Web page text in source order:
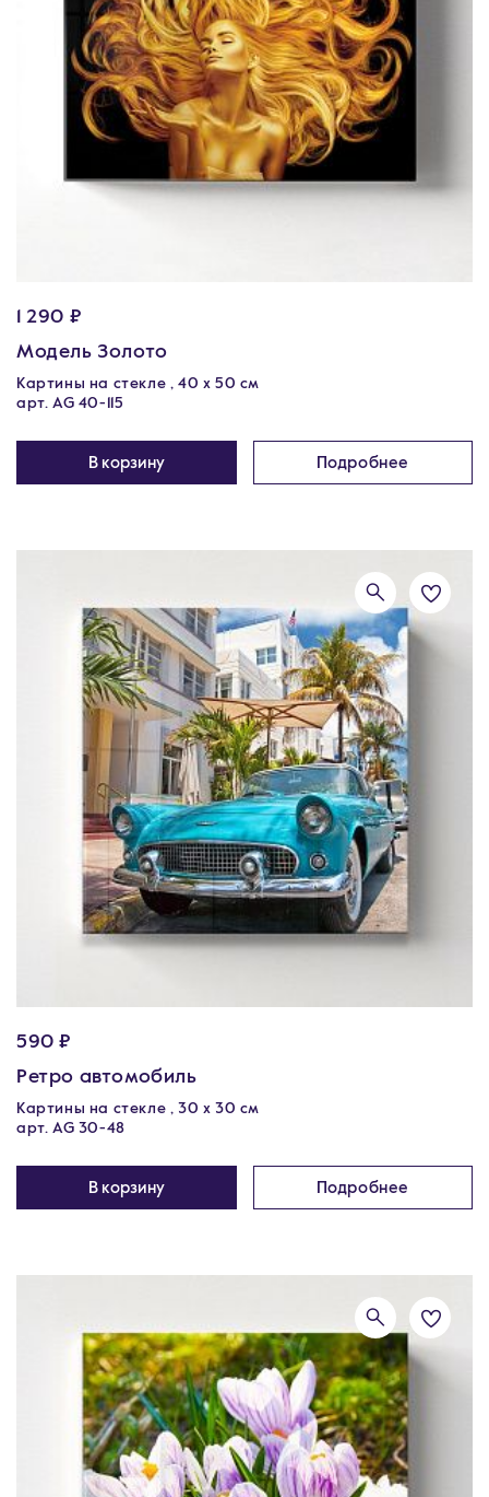
1 290 ₽
Модель Золото
Картины на стекле , 40 х 50 см
арт. AG 40-115
В корзину Подробнее
590 ₽
Ретро автомобиль
Картины на стекле , 30 x 30 см
арт. AG 30-48
В корзину Подробнее